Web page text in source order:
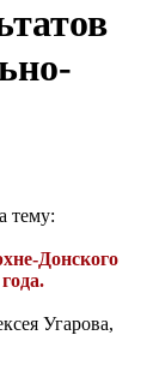
тему:
Донского
.
Угарова,